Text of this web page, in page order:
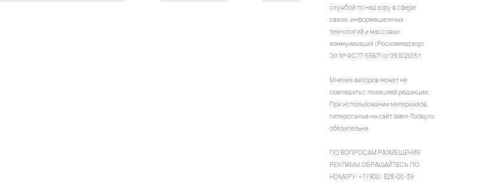
службой по надзору в сфере
связи, информационных
технологий и массовых
коммуникаций (Роскомнадзор).
Эл № ФС77-55671 от 09.10.2013 г.
Мнение авторов может не
совпадать с позицией редакции.
При использовании материалов,
гиперссылка на сайт Islam-Today.ru
обязательна.
ПО ВОПРОСАМ РАЗМЕЩЕНИЯ
РЕКЛАМЫ ОБРАЩАЙТЕСЬ ПО
НОМЕРУ: +7 (900) 328-00-39